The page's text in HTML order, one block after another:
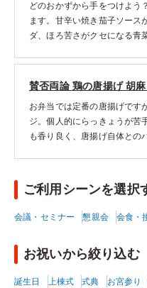
どのおかずから手をつけよう
ます。甘辛い焼き茄子ソース
ダ、ほろ苦さがクセになる青
賛否両論 鶏の唐揚げ 胡
お弁当では定番の唐揚げです
ジ。個人的にらっきょうが苦
も香り良く、唐揚げ自体との
ご利用シーンを選択
会議・セミナー 懇親会 会食・
お祝いから絞り込む
誕生日 上棟式 式典 お宮参り